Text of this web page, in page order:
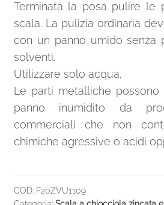
Terminata la posa pulire le
scala. La pulizia ordinaria
con un panno umido senza
solventi.
Utilizzare solo acqua.
Le parti metalliche
panno inumidito da
commerciali che non
chimiche agressive o acidi
COD: F20ZVU1109